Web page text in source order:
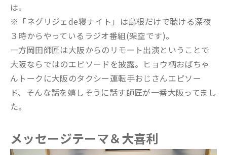
は。
※「ネグリジェde寝ナイト」は島根だけで聴ける深夜
３時からやっているラジオ番組(架空です)。
一方岡田師匠は大阪からのリモート出演ということで
大阪ならではのエピソードを披露。ヒョウ柄おばちゃ
んトークに大阪のタクシー運転手おじさんエピソー
ド、そんな話を嬉しそうに話す師匠が一番大阪ってまし
た。
メッセージテーマ＆大喜利